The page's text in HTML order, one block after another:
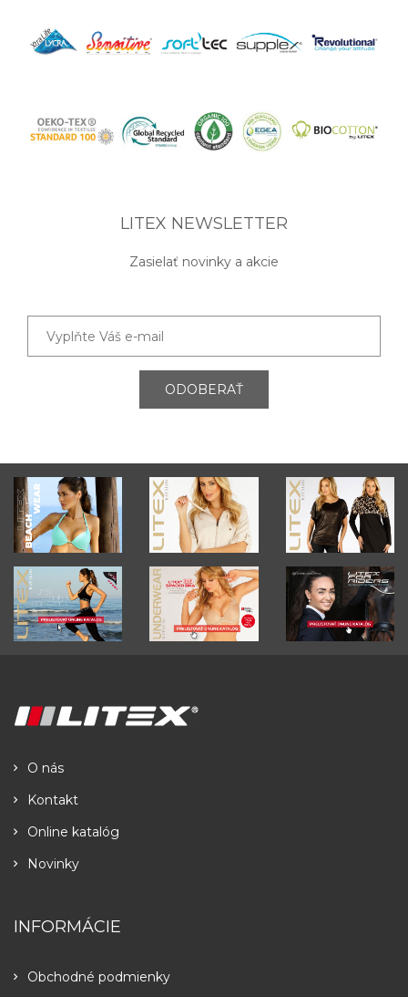
LITEX NEWSLETTER
Zasielať novinky a akcie
ODOBERAŤ
O nás
Kontakt
Online katalóg
Novinky
INFORMÁCIE
Obchodné podmienky